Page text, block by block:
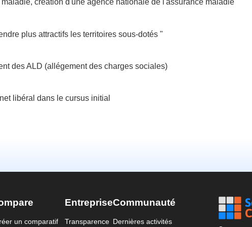
création d'une agence nationale de l'assurance maladie
plus attractifs les territoires sous-dotés "
des ALD (allégement des charges sociales)
libéral dans le cursus initial
un comparatif
Entreprise
Transparence
Communauté
Dernières activités